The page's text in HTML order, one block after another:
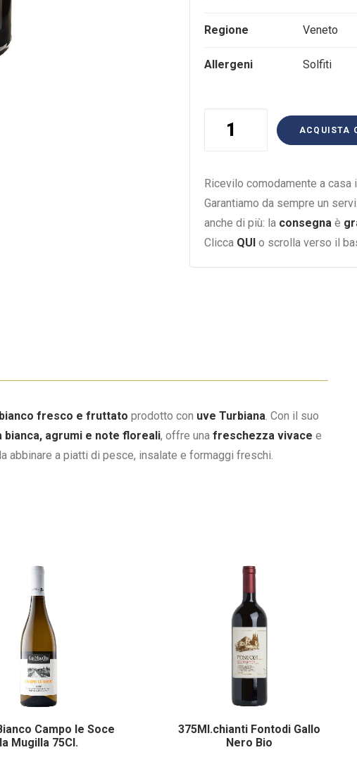
Regione Veneto
Allergeni Solfiti
Santa
Zenato
75Cl
quantità
ACQUISTA
Ricevilo comodamente a casa
Garantiamo da sempre un
anche di più: la consegna è
Clicca QUI o scrolla verso il
fresco e fruttato prodotto con uve Turbiana. Con il suo
bianca, agrumi e note floreali, offre una freschezza vivace e
abbinare a piatti di pesce, insalate e formaggi freschi.
Campo le Soce
la Mugilla 75Cl.
375Ml.chianti Fontodi Gallo
Nero Bio